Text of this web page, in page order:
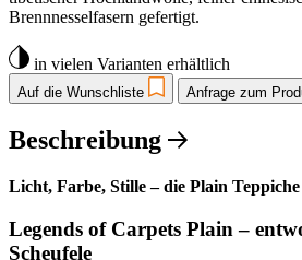
Brennnesselfasern gefertigt.
in vielen Varianten erhältlich
Auf die Wunschliste Anfrage zum
Beschreibung
Licht, Farbe, Stille – die Plain Teppiche
Legends of Carpets Plain –
Scheufele